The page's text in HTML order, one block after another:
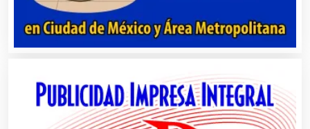
Carpinterías
Centros Comerciales
Centros de Espectáculos